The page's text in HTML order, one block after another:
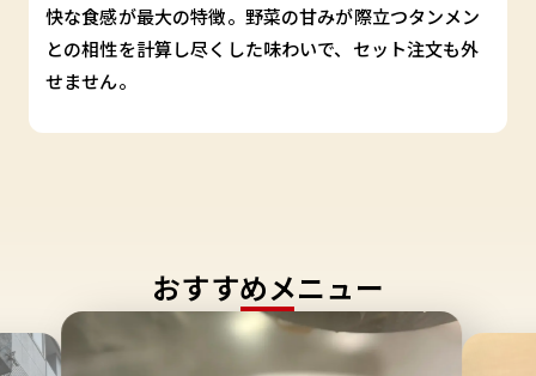
快な食感が最大の特徴。野菜の甘みが際立つタンメン
との相性を計算し尽くした味わいで、セット注文も外
せません。
おすすめメニュー